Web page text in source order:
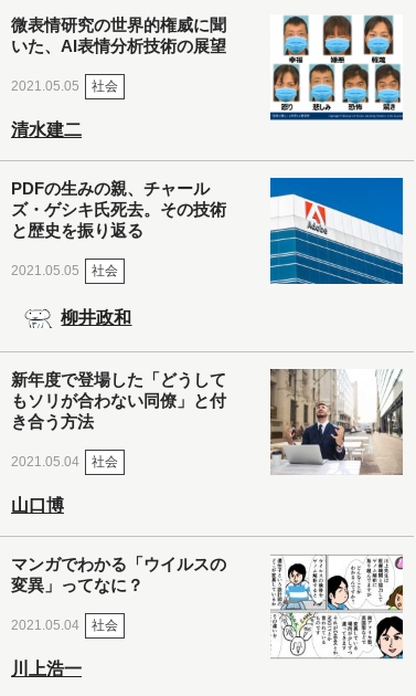
微表情研究の世界的権威に聞
いた、AI表情分析技術の展望
2021.05.05 社会
清水建二
PDFの生みの親、チャール
ズ・ゲシキ氏死去。その技術
と歴史を振り返る
2021.05.05 社会
柳井政和
新年度で登場した「どうして
もソリが合わない同僚」と付
き合う方法
2021.05.04 社会
山口博
マンガでわかる「ウイルスの
変異」ってなに？
2021.05.04 社会
川上浩一